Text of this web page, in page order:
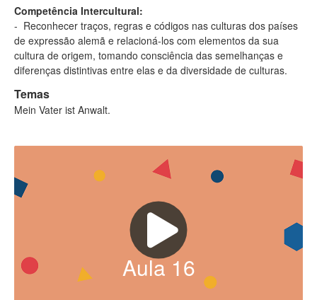
Competência Intercultural:
- Reconhecer traços, regras e códigos nas culturas dos países
de expressão alemã e relacioná-los com elementos da sua
cultura de origem, tomando consciência das semelhanças e
diferenças distintivas entre elas e da diversidade de culturas.
Temas
Mein Vater ist Anwalt.
Aula16